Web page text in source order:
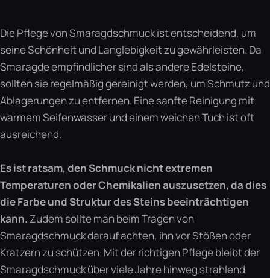
Die Pflege von Smaragdschmuck ist entscheidend, um
seine Schönheit und Langlebigkeit zu gewährleisten. Da
Smaragde empfindlicher sind als andere Edelsteine,
sollten sie regelmäßig gereinigt werden, um Schmutz und
Ablagerungen zu entfernen. Eine sanfte Reinigung mit
warmem Seifenwasser und einem weichen Tuch ist oft
ausreichend.
Es ist ratsam, den Schmuck nicht extremen
Temperaturen oder Chemikalien auszusetzen, da dies
die Farbe und Struktur des Steins beeinträchtigen
kann. Zudem sollte man beim Tragen von
Smaragdschmuck darauf achten, ihn vor Stößen oder
Kratzern zu schützen. Mit der richtigen Pflege bleibt der
Smaragdschmuck über viele Jahre hinweg strahlend